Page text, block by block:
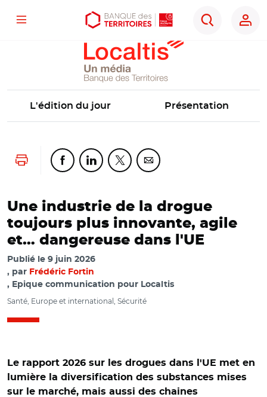
Aller
Aller
Ouvrir
d'accessibilité
Menu
Rechercher
Localtis
L'édition du jour Présentation
Lancer l'impressionPartager cette page sur Facebook
Partager cette page sur Linkedin
Partager cette page sur Twitter
Partager cette page sur
Une industrie de la drogue
toujours plus innovante, agile
et… dangereuse dans l'UE
Publié le 9 juin 2026
par Frédéric Fortin
, Epique communication pour Localtis
Santé, Europe et international, Sécurité
Le rapport 2026 sur les drogues dans l'UE met en
lumière la diversification des substances mises
sur le marché, mais aussi des chaines